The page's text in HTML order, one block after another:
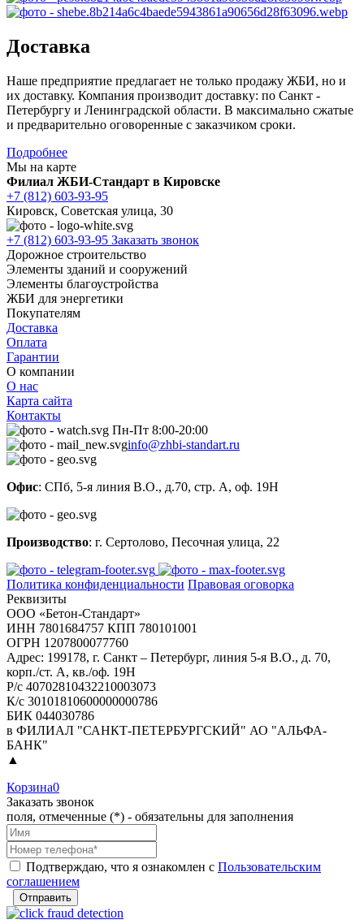
Доставка
Наше предприятие предлагает не только продажу ЖБИ, но и
их доставку. Компания производит доставку: по Санкт -
Петербургу и Ленинградской области. В максимально сжатые
и предварительно оговоренные с заказчиком сроки.
Подробнее
Мы на карте
Филиал ЖБИ-Стандарт в Кировске
+7 (812) 603-93-95
Кировск, Советская улица, 30
+7 (812) 603-93-95 Заказать звонок
Дорожное строительство
Элементы зданий и сооружений
Элементы благоустройства
ЖБИ для энергетики
Покупателям
Доставка
Оплата
Гарантии
О компании
О нас
Карта сайта
Контакты
Пн-Пт 8:00-20:00
info@zhbi-standart.ru
Офис: СПб, 5-я линия В.О., д.70, стр. А, оф. 19Н
Производство: г. Сертолово, Песочная улица, 22
Политика конфиденциальности Правовая оговорка
Реквизиты
ООО «Бетон-Стандарт»
ИНН 7801684757 КПП 780101001
ОГРН 1207800077760
Адрес: 199178, г. Санкт – Петербург, линия 5-я В.О., д. 70,
корп./ст. А, кв./оф. 19Н
Р/с 40702810432210003073
К/с 30101810600000000786
БИК 044030786
в ФИЛИАЛ "САНКТ-ПЕТЕРБУРГСКИЙ" АО "АЛЬФА-
БАНК"
▲
Корзина0
Заказать звонок
поля, отмеченные (*) - обязательны для заполнения
Подтверждаю, что я ознакомлен с Пользовательским
соглашением
Отправить